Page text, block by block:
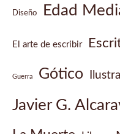
Diseño Edad
El arte de escribir
Guerra Gótico
Javier G.